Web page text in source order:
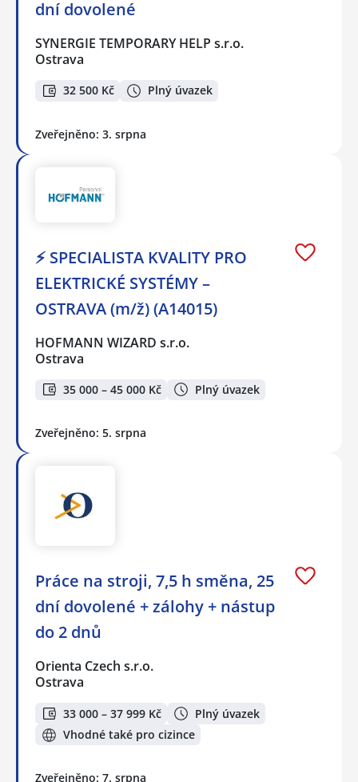
dní dovolené
SYNERGIE TEMPORARY HELP s.r.o.
Ostrava
32 500 Kč Plný úvazek
Zveřejněno: 3. srpna
⚡ SPECIALISTA KVALITY PRO
ELEKTRICKÉ SYSTÉMY –
OSTRAVA (m/ž) (A14015)
HOFMANN WIZARD s.r.o.
Ostrava
35 000 – 45 000 Kč Plný úvazek
Zveřejněno: 5. srpna
Práce na stroji, 7,5 h směna, 25
dní dovolené + zálohy + nástup
do 2 dnů
Orienta Czech s.r.o.
Ostrava
33 000 – 37 999 Kč
Plný úvazek
Vhodné také pro cizince
Zveřejněno: 7. srpna